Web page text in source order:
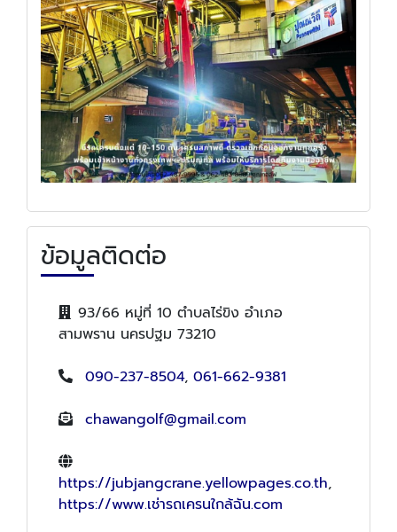
ข้อมูลติดต่อ
93/66 หมู่ที่ 10 ตำบลไร่ขิง อำเภอ
สามพราน นครปฐม 73210
090-237-8504, 061-662-9381
chawangolf@gmail.com
https://jubjangcrane.yellowpages.co.th,
https://www.เช่ารถเครนใกล้ฉัน.com